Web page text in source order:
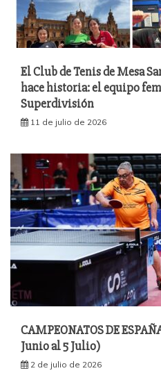
El Club de Tenis de Mesa
hace historia: el equipo
Superdivisión
11 de julio de 2026
CAMPEONATOS DE
Junio al 5 Julio)
2 de julio de 2026